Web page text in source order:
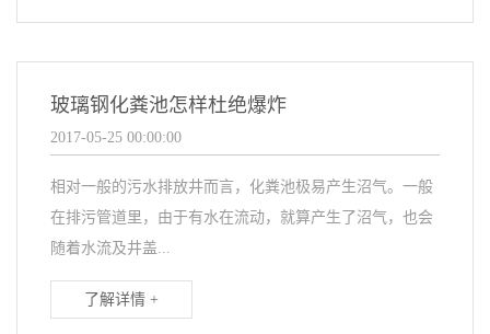
玻璃钢化粪池怎样杜绝爆炸
2017-05-25 00:00:00
相对一般的污水排放井而言，化粪池极易产生沼气。一般
在排污管道里，由于有水在流动，就算产生了沼气，也会
随着水流及井盖...
了解详情 +